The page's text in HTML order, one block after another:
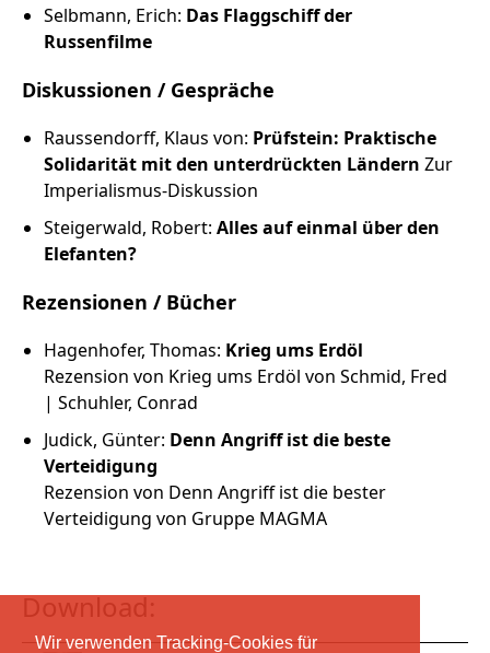
Wir verwenden Tracking-Cookies für
Selbmann, Erich: Das Flaggschiff der
Russenfilme
Diskussionen / Gespräche
Raussendorff, Klaus von: Prüfstein: Praktische
Solidarität mit den unterdrückten Ländern Zur
Imperialismus-Diskussion
Steigerwald, Robert: Alles auf einmal über den
Elefanten?
Rezensionen / Bücher
Hagenhofer, Thomas: Krieg ums Erdöl
Rezension von Krieg ums Erdöl von Schmid, Fred
| Schuhler, Conrad
Judick, Günter: Denn Angriff ist die beste
Verteidigung
Rezension von Denn Angriff ist die bester
Verteidigung von Gruppe MAGMA
Download: